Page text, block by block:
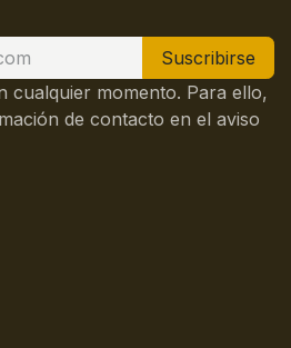
Suscribirse
cualquier momento. Para ello,
de contacto en el aviso